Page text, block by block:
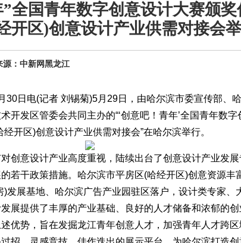
全国青年数字创意设计大赛颁
开区)创意设计产业供需对接会
源：中新网黑龙江
日电(记者 刘锡菊)5月29日，由哈尔滨市委宣传部、
开发区管委会共同主办的“‘创意吧！青年’全国青年数字
开区)创意设计产业供需对接会”在哈尔滨举行。
意设计产业高度重视，陆续出台了创意设计产业发展
若干政策措施。哈尔滨市平房区(哈经开区)创意资源丰
发展基地、哈尔滨广告产业园驻区落户，设计类专家、
展提供了丰厚的产业基础、良好的人才储备和浓郁的创
势，旨在发掘龙江青年创意人才，加强青年人才跨区